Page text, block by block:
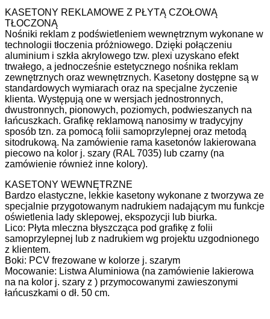
KASETONY REKLAMOWE Z PŁYTĄ CZOŁOWĄ
TŁOCZONĄ
Nośniki reklam z podświetleniem wewnętrznym wykonane w
technologii tłoczenia próżniowego. Dzięki połączeniu
aluminium i szkła akrylowego tzw. plexi uzyskano efekt
trwałego, a jednocześnie estetycznego nośnika reklam
zewnętrznych oraz wewnętrznych. Kasetony dostępne są w
standardowych wymiarach oraz na specjalne życzenie
klienta. Występują one w wersjach jednostronnych,
dwustronnych, pionowych, poziomych, podwieszanych na
łańcuszkach. Grafikę reklamową nanosimy w tradycyjny
sposób tzn. za pomocą folii samoprzylepnej oraz metodą
sitodrukową. Na zamówienie rama kasetonów lakierowana
piecowo na kolor j. szary (RAL 7035) lub czarny (na
zamówienie również inne kolory).
KASETONY WEWNĘTRZNE
Bardzo elastyczne, lekkie kasetony wykonane z tworzywa ze
specjalnie przygotowanym nadrukiem nadającym mu funkcje
oświetlenia lady sklepowej, ekspozycji lub biurka.
Lico: Płyta mleczna błyszcząca pod grafikę z folii
samoprzylepnej lub z nadrukiem wg projektu uzgodnionego
z klientem.
Boki: PCV frezowane w kolorze j. szarym
Mocowanie: Listwa Aluminiowa (na zamówienie lakierowa
na na kolor j. szary z ) przymocowanymi zawieszonymi
łańcuszkami o dł. 50 cm.